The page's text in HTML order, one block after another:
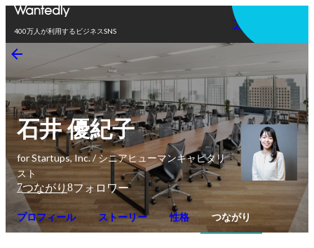
400万人が利用するビジネスSNS
アプリを使う
石井 優紀子
for Startups, Inc. / シニアヒューマンキャピタリ
スト
7つながり 8フォロワー
プロフィール ストーリー 性格 つながり